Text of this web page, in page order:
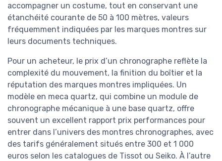
accompagner un costume, tout en conservant une
étanchéité courante de 50 à 100 mètres, valeurs
fréquemment indiquées par les marques montres sur
leurs documents techniques.
Pour un acheteur, le prix d’un chronographe reflète la
complexité du mouvement, la finition du boîtier et la
réputation des marques montres impliquées. Un
modèle en meca quartz, qui combine un module de
chronographe mécanique à une base quartz, offre
souvent un excellent rapport prix performances pour
entrer dans l’univers des montres chronographes, avec
des tarifs généralement situés entre 300 et 1 000
euros selon les catalogues de Tissot ou Seiko. À l’autre